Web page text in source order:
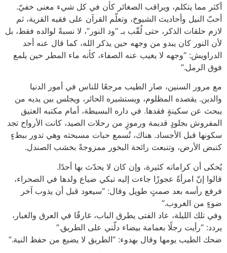
أكثر مما يتكلم، ويراقب الصغائر كأن في كل شيء معنى خفيّ.
أحبّ النيل وأحاديث الشيوخ، وتعلّم القرآن على فقيه القرية، ثم
لازم حلقات الذكر، حتى لُقّب بـ “ود النور”، لا نسبةً لوالده فقط، بل
لأن النور كان يبدو من وجهه حين يذكر الله، كما قال عنه أحد
الدراويش: “وجهه لا يغيب عنه الصفاء، كأنه ماء المطر حين يلمع
فوق الرمل.”
مع مرور السنين، صار الطيب مرجعًا للناس في أمور الدنيا
والدين. يقصده المظلوم، ويستشيره الحائر، ويجلس بين يديه من
يبحث عن سكينةٍ فقدها. في داره البسيطة، أمام مكتبه العتيق
المفروش بجلودٍ قديمة ورموزٍ من رحلات الصيد، كانت الأرواح تجد
سكونها قبل الأجساد. هناك، تُسمع حبات مسبحته وهي تدور ببطءٍ
كنبض الأرض، وتنبعث رائحة البخور ممزوجةً بخشب الصندل.
يُحكى أن كراماته كثيرة، وإن كان لا يحدّث بها أحدًا.
قالوا إنّ امرأةً عجوزًا جاءت إليه تبكي ضياع ولدها في الصحراء،
فرفع رأسه بعد صمتٍ طويل وقال: “سيعود قبل أن يذوب آخر
ضوءٍ من الغروب.”
وفي تلك الليلة، عاد الفتى يطرق الباب، غارقًا في العرق والغبار،
يردد: “رأيت رجلًا بعمامة بيضاء دلّني على الطريق.”
ضحك الطيب يومها وقال بهدوء: “الطريق لا يضيع من حفظ النية.”